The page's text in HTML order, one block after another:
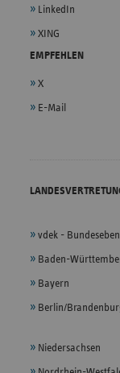
LinkedIn
XING
EMPFEHLEN
X
E-Mail
vdek -
Baden-
Bayern
Berlin/
Niedersachsen